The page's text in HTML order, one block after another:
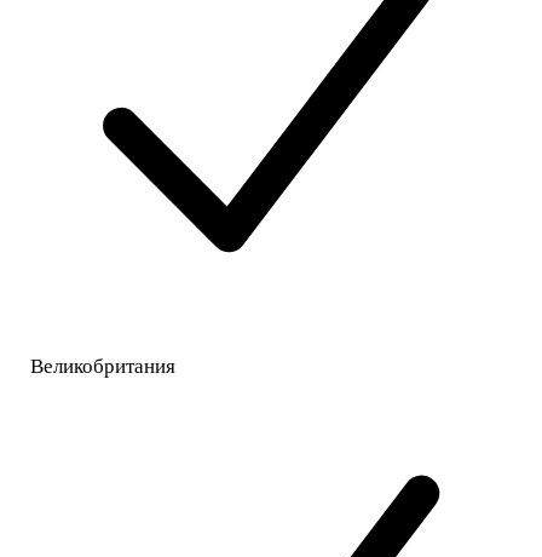
Великобритания